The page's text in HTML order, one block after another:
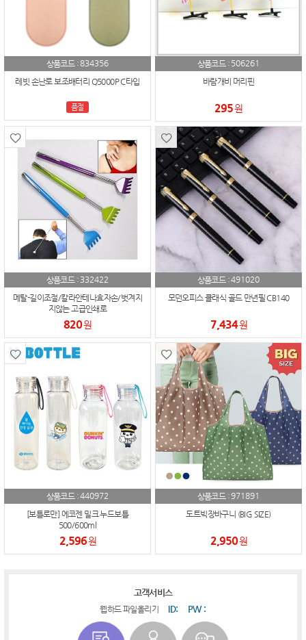
상품코드 :834356
레빗 손난로 보조배터리 Q5000P C타입
품절
상품코드 : 506261
바람개비 머리핀
295원
상품코드 : 332422
메탈-길이조절/칼라안테나효자손/벗겨지
지않는 고급인쇄로
820원
상품코드 :491020
모던오피스 클래식 골드 만년필 CB140
7,434원
상품코드 :440972
[보틀로만] 에코젠 밀크 누드보틀
500/600ml
2,596원
상품코드 :971891
도트빅장바구니 (BIG SIZE)
2,950원
고객서비스
웹하드 파일올리기 ID: PW :